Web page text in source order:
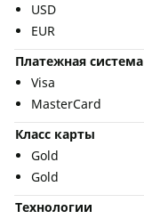
USD
EUR
Платежная система
Visa
MasterCard
Класс карты
Gold
Gold
Технологии